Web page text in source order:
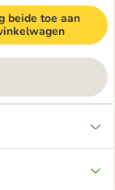
beide toe aan